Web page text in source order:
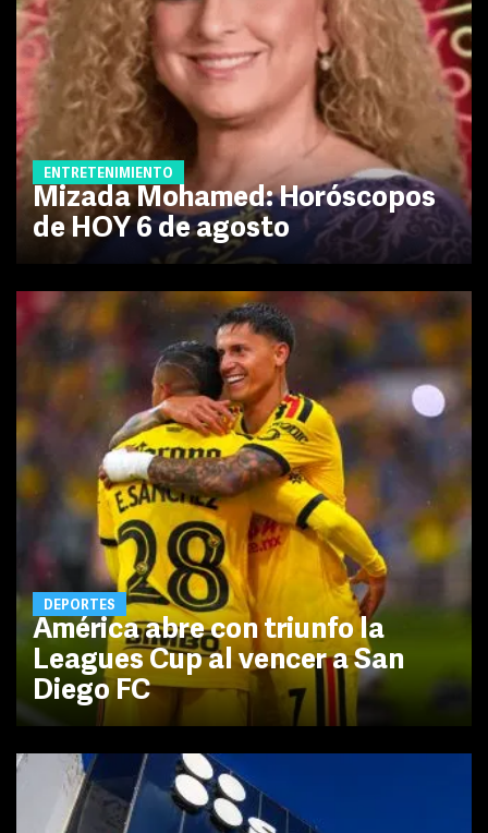
ENTRETENIMIENTO
Mizada Mohamed: Horóscopos
de HOY 6 de agosto
DEPORTES
América abre con triunfo la
Leagues Cup al vencer a San
Diego FC